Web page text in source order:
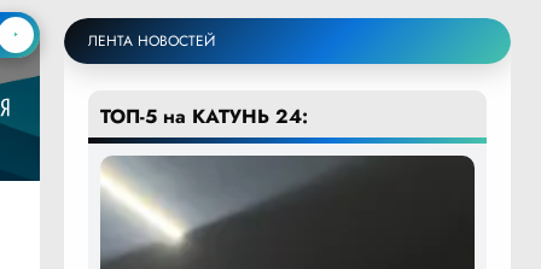
ЛЕНТА НОВОСТЕЙ
ТОП-5 на КАТУНЬ 24: